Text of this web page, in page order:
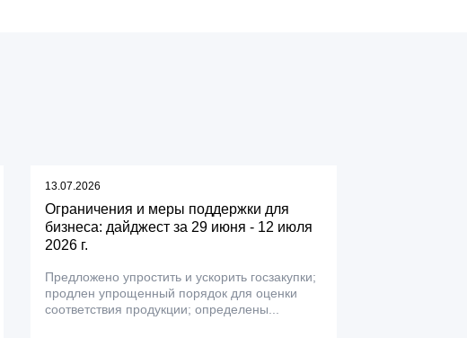
13.07.2026
Ограничения и меры поддержки для
бизнеса: дайджест за 29 июня - 12 июля
2026 г.
Предложено упростить и ускорить госзакупки;
продлен упрощенный порядок для оценки
соответствия продукции; определены...